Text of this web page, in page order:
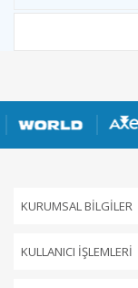
KURUMSAL BİLGİLER
KULLANICI İŞLEMLERİ